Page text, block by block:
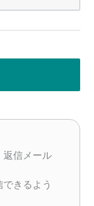
信メール
きるよう